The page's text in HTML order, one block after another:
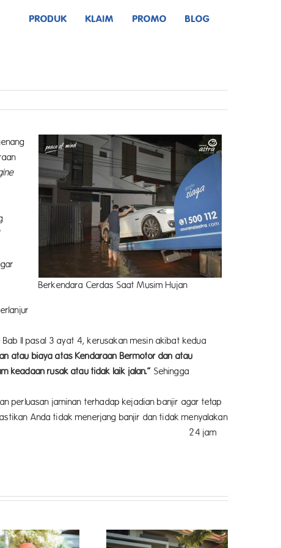
PRODUK KLAIM PROMO BLOG
Berkendara Cerdas Saat Musim Hujan
II pasal 3 ayat 4, kerusakan mesin akibat kedua
atau biaya atas Kendaraan Bermotor dan atau
keadaan rusak atau tidak laik jalan.” Sehingga
perluasan jaminan terhadap kejadian banjir agar tetap
Anda tidak menerjang banjir dan tidak menyalakan
jam